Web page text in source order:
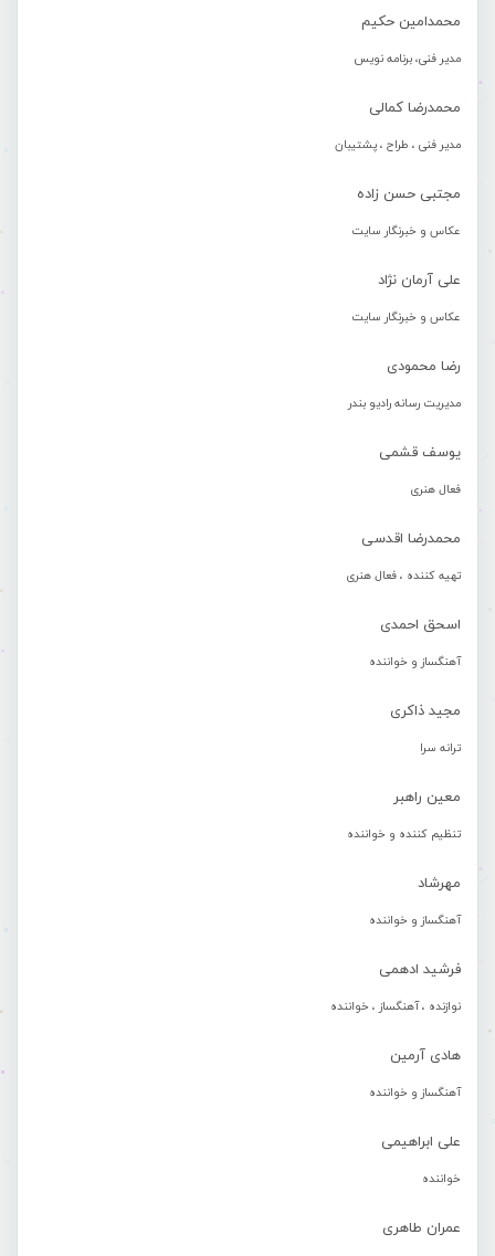
محمدامین حکیم
مدیر فنی، برنامه نویس
محمدرضا کمالی
مدیر فنی ، طراح ، پشتیبان
مجتبی حسن زاده
عکاس و خبرنگار سایت
علی آرمان نژاد
عکاس و خبرنگار سایت
رضا محمودی
مدیریت رسانه رادیو بندر
یوسف قشمی
فعال هنری
محمدرضا اقدسی
تهیه کننده ، فعال هنری
اسحق احمدی
آهنگساز و خواننده
مجید ذاکری
ترانه سرا
معین راهبر
تنظیم کننده و خواننده
مهرشاد
آهنگساز و خواننده
فرشید ادهمی
نوازنده ، آهنگساز ، خواننده
هادی آرمین
آهنگساز و خواننده
علی ابراهیمی
خواننده
عمران طاهری